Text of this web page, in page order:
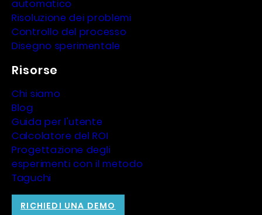
automatico
Risoluzione dei problemi
Controllo del processo
Disegno sperimentale
Risorse
Chi siamo
Blog
Guida per l'utente
Calcolatore del ROI
Progettazione degli
esperimenti con il metodo
Taguchi
RICHIEDI UNA DEMO